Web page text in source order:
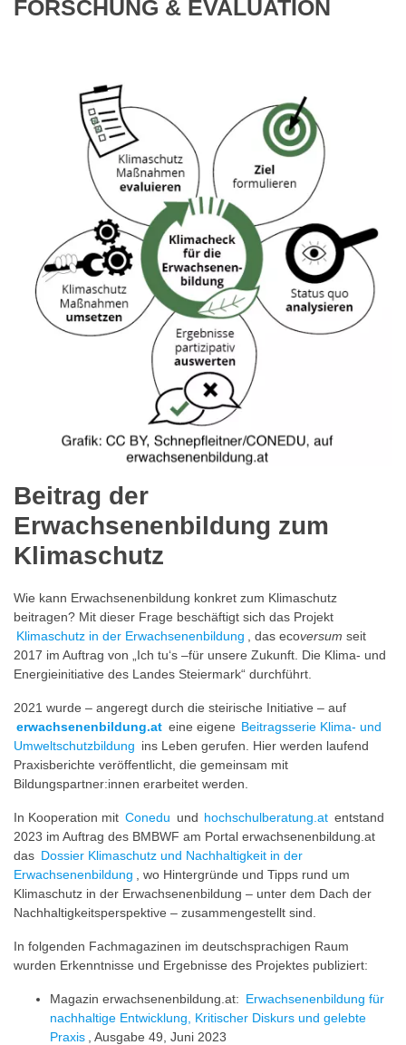
FORSCHUNG & EVALUATION
Beitrag der
Erwachsenenbildung zum
Klimaschutz
Wie kann Erwachsenenbildung konkret zum Klimaschutz
beitragen? Mit dieser Frage beschäftigt sich das Projekt
Klimaschutz in der Erwachsenenbildung
, das ecoversum seit
2017 im Auftrag von „Ich tu‘s –für unsere Zukunft. Die Klima- und
Energieinitiative des Landes Steiermark“ durchführt.
2021 wurde – angeregt durch die steirische Initiative – auf
erwachsenenbildung.at eine eigene Beitragsserie Klima- und
Umweltschutzbildung ins Leben gerufen. Hier werden laufend
Praxisberichte veröffentlicht, die gemeinsam mit
Bildungspartner:innen erarbeitet werden.
In Kooperation mit Conedu und hochschulberatung.at entstand
2023 im Auftrag des BMBWF am Portal erwachsenenbildung.at
das Dossier Klimaschutz und Nachhaltigkeit in der
Erwachsenenbildung
, wo Hintergründe und Tipps rund um
Klimaschutz in der Erwachsenenbildung – unter dem Dach der
Nachhaltigkeitsperspektive – zusammengestellt sind.
In folgenden Fachmagazinen im deutschsprachigen Raum
wurden Erkenntnisse und Ergebnisse des Projektes publiziert:
Magazin erwachsenenbildung.at: Erwachsenenbildung für
nachhaltige Entwicklung, Kritischer Diskurs und gelebte
Praxis
, Ausgabe 49, Juni 2023